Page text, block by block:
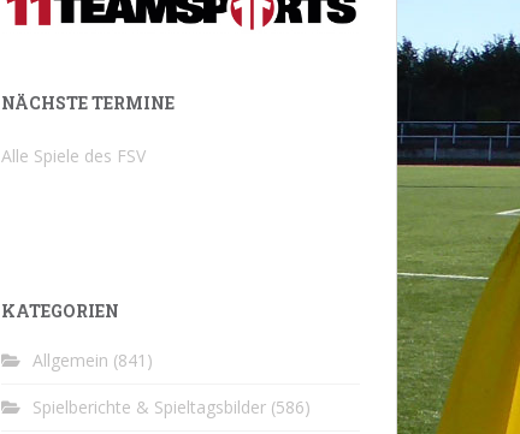
NÄCHSTE TERMINE
Alle Spiele des FSV
KATEGORIEN
Allgemein (841)
Spielberichte & Spieltagsbilder (586)